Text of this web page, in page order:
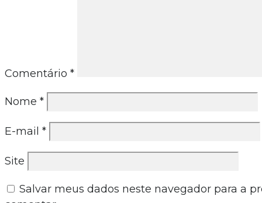
Comentário *
Nome *
E-mail *
Site
Salvar meus dados neste navegador para a